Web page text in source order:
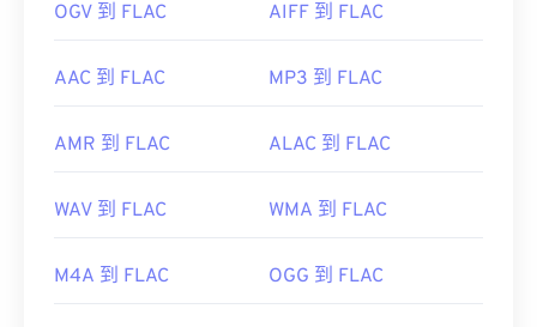
OGV 到 FLAC AIFF 到 FLAC
AAC 到 FLAC MP3 到 FLAC
AMR 到 FLAC ALAC 到 FLAC
WAV 到 FLAC WMA 到 FLAC
M4A 到 FLAC OGG 到 FLAC